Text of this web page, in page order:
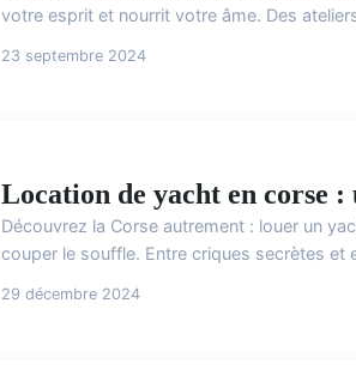
votre esprit et nourrit votre âme. Des
23 septembre 2024
Location de yacht en corse
Découvrez la Corse autrement : louer un
couper le souffle. Entre criques secrètes et
29 décembre 2024